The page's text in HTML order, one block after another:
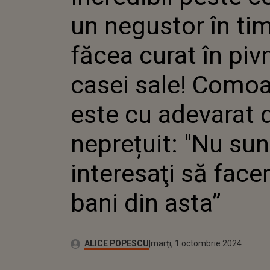
PIVNIȚA
COMOARA
"NU
SĂ FACEM
un negustor în
făcea curat în
casei sale!
este cu adevarat
neprețuit: "Nu
interesaţi să
bani din asta”
Autor:ALICE POPESCUPublicat:
marți, 1 octombrie 2024
Actualizat:
marți, 1 octombrie 2024